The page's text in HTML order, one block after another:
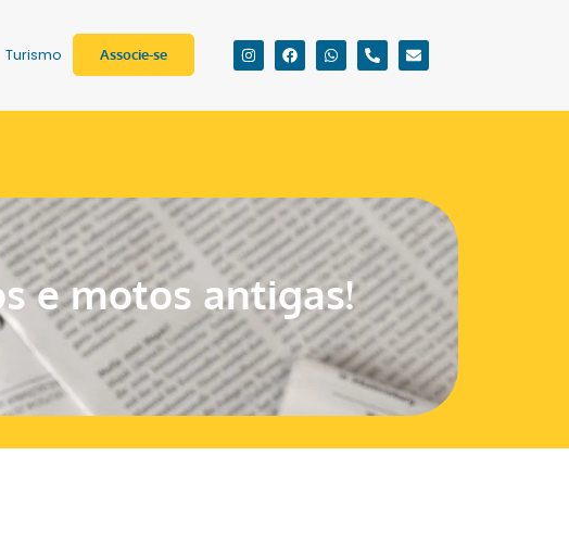
Turismo Associe-se
e motos antigas!